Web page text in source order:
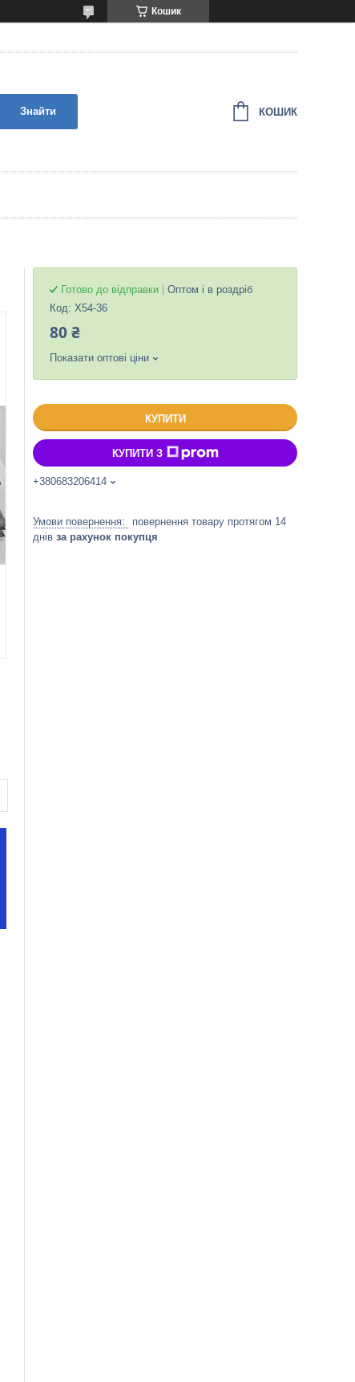
Кошик
Знайти КОШИК
Готово до відправки
Оптом і в роздріб
Код: X54-36
80 ₴
Показати оптові ціни
КУПИТИ
КУПИТИ З
+380683206414
повернення товару протягом 14
днів за рахунок покупця